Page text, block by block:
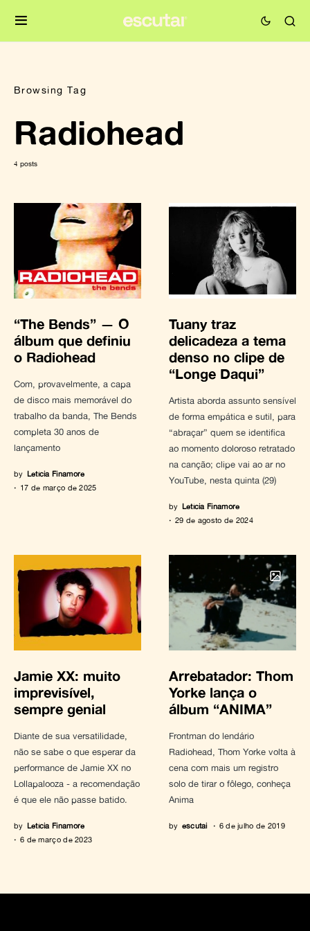
Browsing Tag
Radiohead
4 posts
“The Bends” — O
álbum que definiu
o Radiohead
Com, provavelmente, a capa
de disco mais memorável do
trabalho da banda, The Bends
completa 30 anos de
lançamento
by Letícia Finamore
17 de março de 2025
Tuany traz
delicadeza a tema
denso no clipe de
“Longe Daqui”
Artista aborda assunto sensível
de forma empática e sutil, para
“abraçar” quem se identifica
ao momento doloroso retratado
na canção; clipe vai ao ar no
YouTube, nesta quinta (29)
by Letícia Finamore
29 de agosto de 2024
Jamie XX: muito
imprevisível,
sempre genial
Diante de sua versatilidade,
não se sabe o que esperar da
performance de Jamie XX no
Lollapalooza - a recomendação
é que ele não passe batido.
by Letícia Finamore
6 de março de 2023
Arrebatador: Thom
Yorke lança o
álbum “ANIMA”
Frontman do lendário
Radiohead, Thom Yorke volta à
cena com mais um registro
solo de tirar o fôlego, conheça
Anima
by escutai 6 de julho de 2019